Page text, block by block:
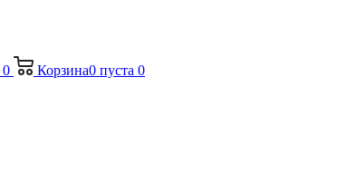
0 Корзина0 пуста 0